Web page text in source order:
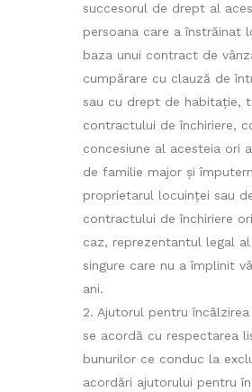
succesorul de drept al
persoana care a înstrăinat
baza unui contract de
cumpărare cu clauză de
sau cu drept de habitaţie,
contractului de închiriere,
concesiune al acesteia ori
de familie major şi
proprietarul locuinţei sau
contractului de închiriere
caz, reprezentantul legal al
singure care nu a împlinit
ani.
Ajutorul pentru
se acordă cu respectarea
bunurilor ce conduc la
acordări ajutorului pentru